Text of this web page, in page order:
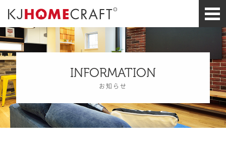
INFORMATION
お知らせ